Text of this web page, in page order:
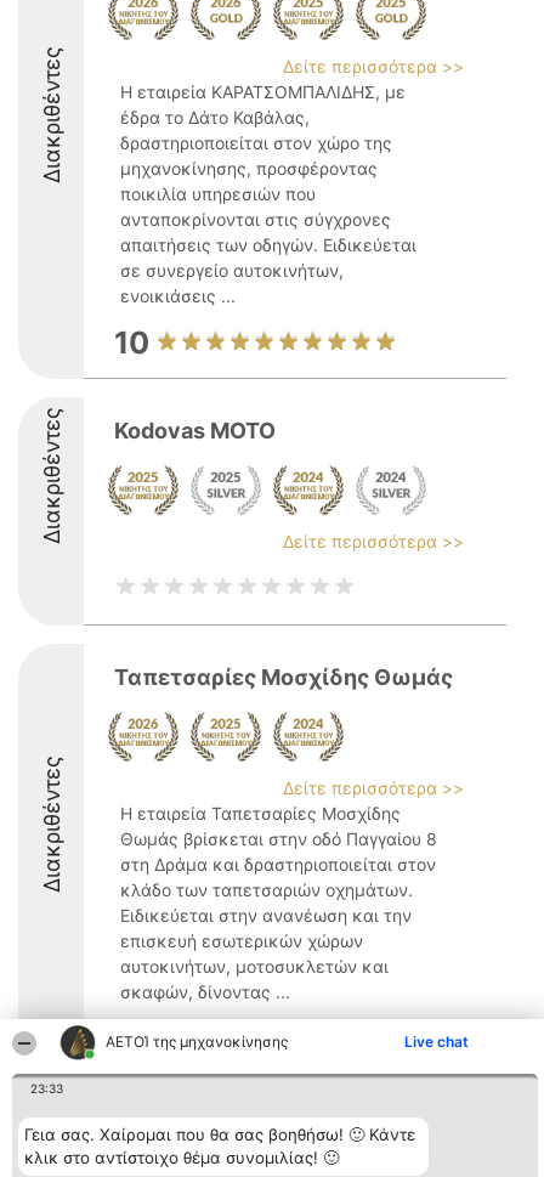
ΑΕΤΟΊ της μηχανοκίνησης Live chat
23:33
Γεια σας. Χαίρομαι που θα σας βοηθήσω! 🙂 Κάντε
κλικ στο αντίστοιχο θέμα συνομιλίας! 🙂
Διακριθέντες
Δείτε περισσότερα >>
Η εταιρεία ΚΑΡΑΤΣΟΜΠΑΛΙΔΗΣ, με
έδρα το Δάτο Καβάλας,
δραστηριοποιείται στον χώρο της
μηχανοκίνησης, προσφέροντας
ποικιλία υπηρεσιών που
ανταποκρίνονται στις σύγχρονες
απαιτήσεις των οδηγών. Ειδικεύεται
σε συνεργείο αυτοκινήτων,
ενοικιάσεις ...
10
Διακριθέντες Kodovas MOTO
Δείτε περισσότερα >>
Διακριθέντες
Ταπετσαρίες Μοσχίδης Θωμάς
Δείτε περισσότερα >>
Η εταιρεία Ταπετσαρίες Μοσχίδης
Θωμάς βρίσκεται στην οδό Παγγαίου 8
στη Δράμα και δραστηριοποιείται στον
κλάδο των ταπετσαριών οχημάτων.
Ειδικεύεται στην ανανέωση και την
επισκευή εσωτερικών χώρων
αυτοκινήτων, μοτοσυκλετών και
σκαφών, δίνοντας ...
8.6
Διοργανωτής της
κατάταξης
BEAUTIFUL COMPANY
Κατάταξη
Διακριθέντες
Λίστα όλων
Επικοινωνία
Επικοινωνία